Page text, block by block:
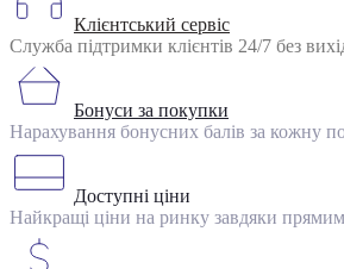
Клієнтський сервіс
Служба підтримки клієнтів 24/7 без
Бонуси за покупки
Нарахування бонусних балів за кожну
Доступні ціни
Найкращі ціни на ринку завдяки